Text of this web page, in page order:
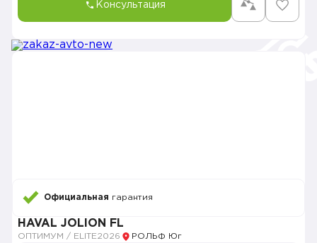
Консультация
Официальная гарантия
HAVAL JOLION FL
ОПТИМУМ / ELITE2026 РОЛЬФ Юг